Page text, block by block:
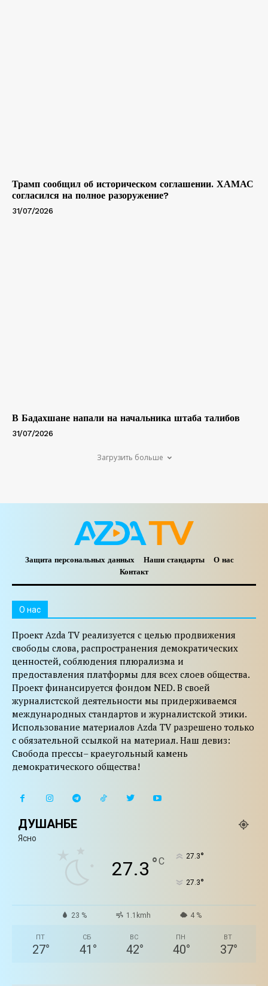
Трамп сообщил об историческом соглашении. ХАМАС
согласился на полное разоружение?
31/07/2026
В Бадахшане напали на начальника штаба талибов
31/07/2026
Загрузить больше
Защита персональных данных Наши стандарты
О нас
Контакт
O нас
Проект Azda TV реализуется с целью продвижения
свободы слова, распространения демократических
ценностей, соблюдения плюрализма и
предоставления платформы для всех слоев общества.
Проект финансируется фондом NED. В своей
журналистской деятельности мы придерживаемся
международных стандартов и журналистской этики.
Использование материалов Azda TV разрешено только
с обязательной ссылкой на материал. Наш девиз:
Свобода прессы– краеугольный камень
демократического общества!
ДУШАНБЕ
Ясно
27.3 °C 27.3°
27.3°
23 % 1.1kmh 4 %
ПТ
27°
СБ
41 °
ВС
42°
ПН
40°
ВТ
37°